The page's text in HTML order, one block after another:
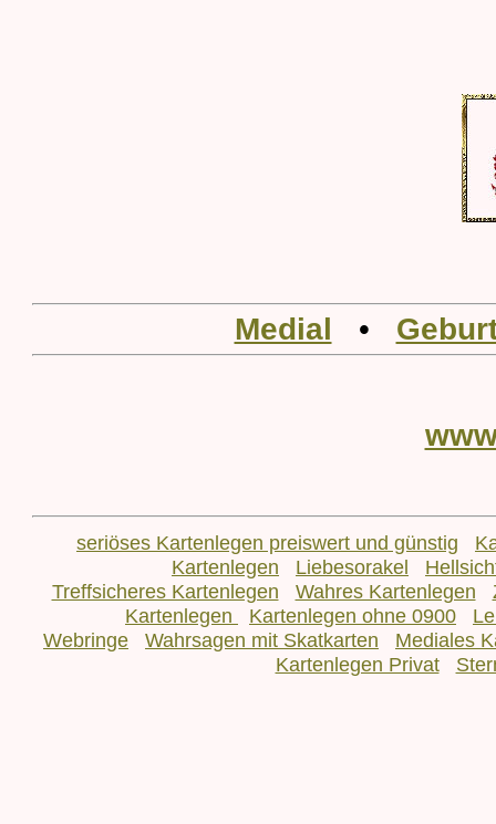
Medial •
seriöses Kartenlegen preiswert und günstig
Kartenlegen
Liebesorakel
Treffsicheres Kartenlegen
Wahres Kartenlegen
Kartenlegen
Kartenlegen ohne 0900
Webringe
Wahrsagen mit Skatkarten
Mediales
Kartenlegen Privat